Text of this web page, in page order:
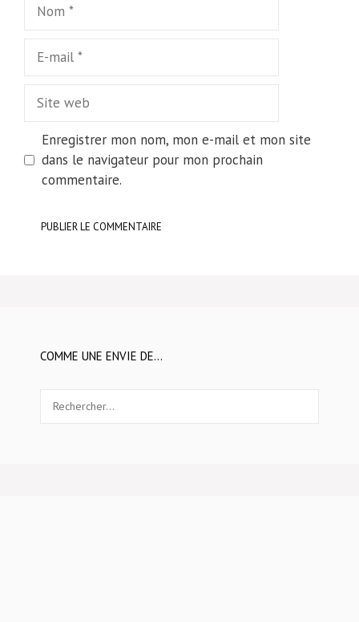
mail
web
Enregistrer mon nom, mon e-mail et mon site
dans le navigateur pour mon prochain
commentaire.
COMME UNE ENVIE DE…